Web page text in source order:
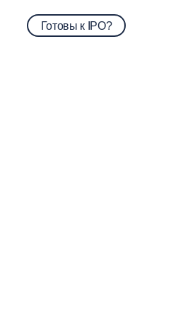
Готовы к IPO?